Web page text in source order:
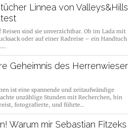
Linnea von Valleys&Hills
Reisen sind sie unverzichtbar. Ob im Lada mit
oder auf einer Radreise – ein Handtuch
Geheimnis des Herrenwieser
ist eine spannende und zeitaufwändige
unzählige Stunden mit Recherchen, bin
fotografierte, und führte…
Warum mir Sebastian Fitzeks